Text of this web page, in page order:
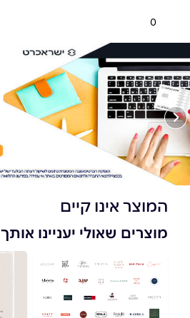
0
המוצר אינו קיים
מוצרים שאולי יעניינו אותך